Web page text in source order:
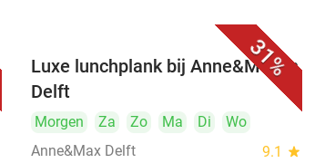
31%
Luxe lunchplank bij Anne&Max in
Delft
Morgen Za Zo Ma Di
Wo
Anne&Max Delft
9.1 star